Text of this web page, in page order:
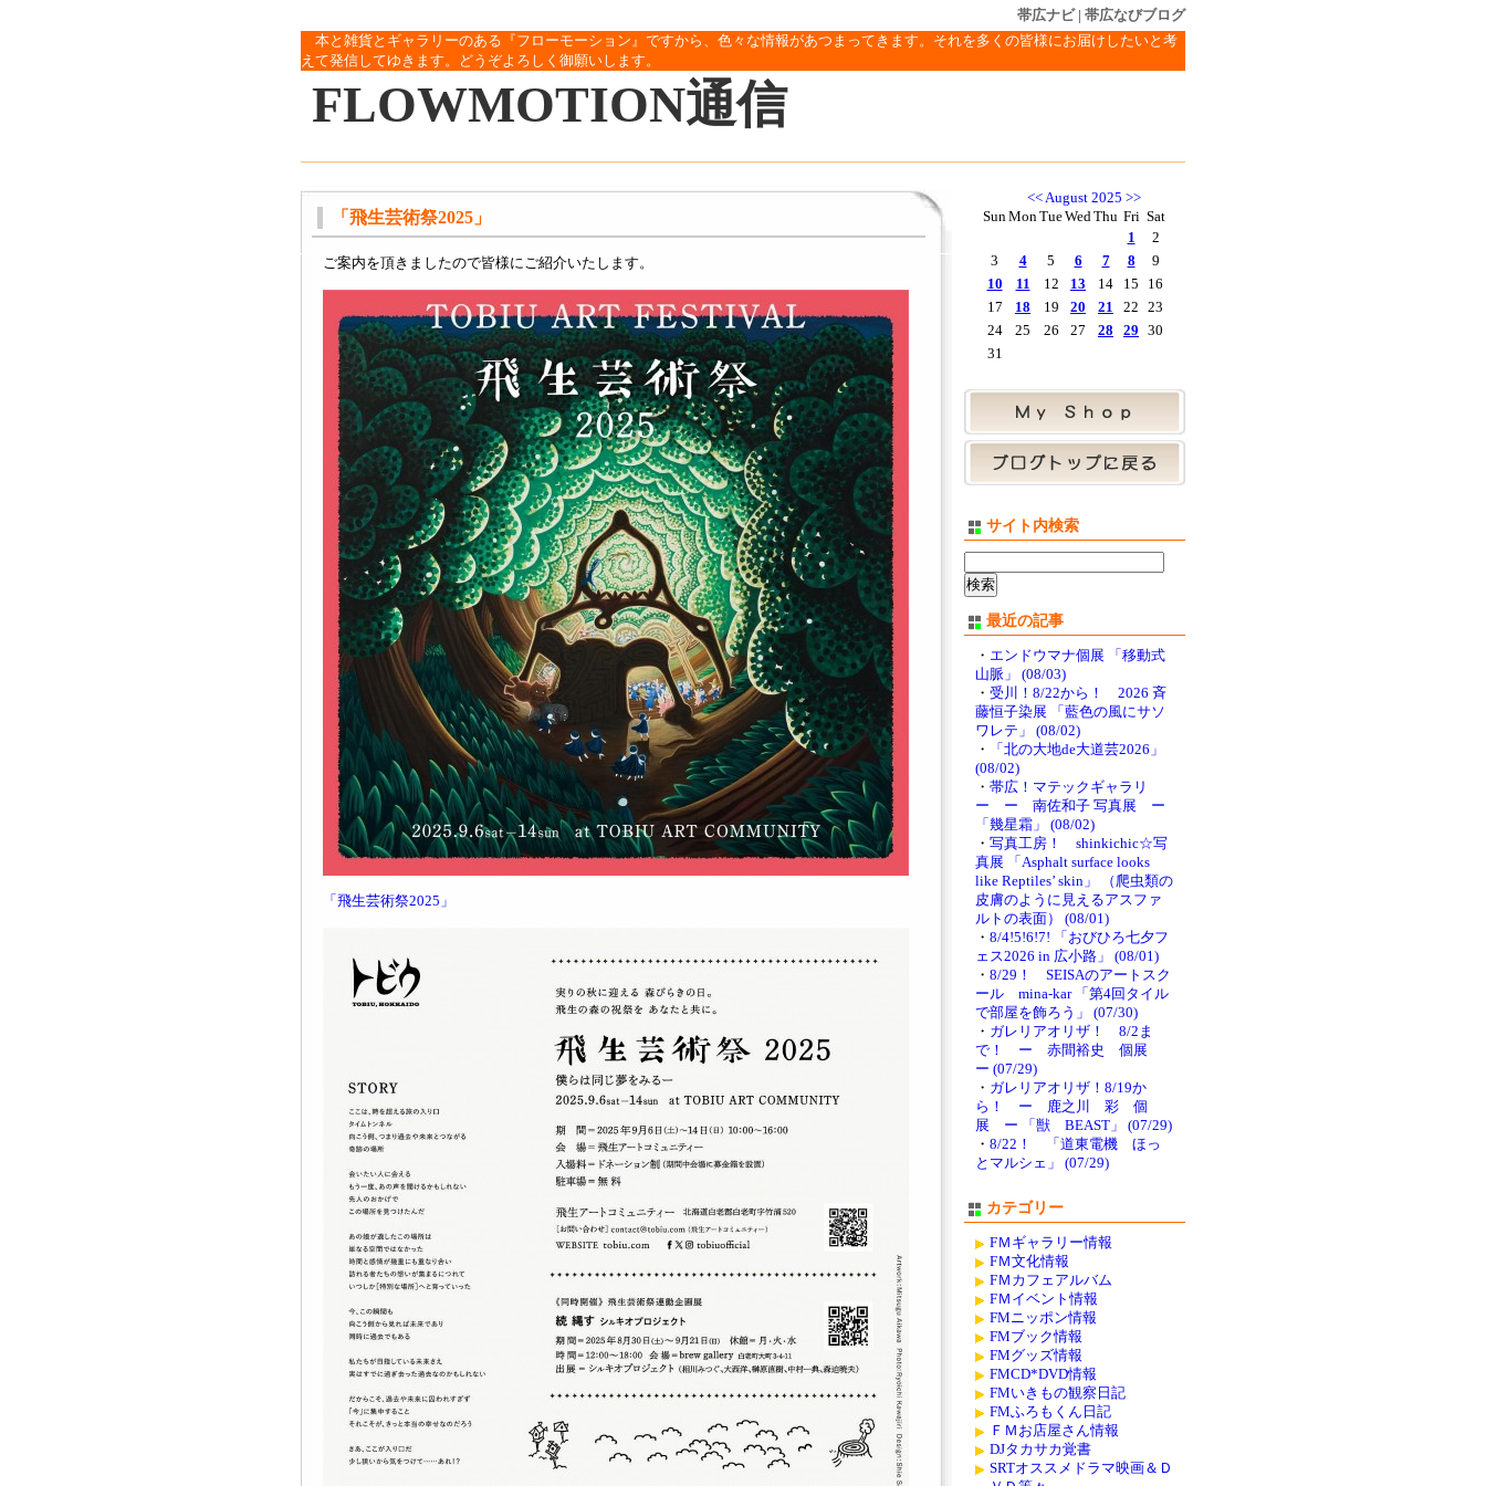
帯広ナビ| 帯広なびブログ
本と雑貨とギャラリーのある『フローモーション』ですから、色々な情報があつまってきます。それを多くの皆様にお届けしたいと考
えて発信してゆきます。どうぞよろしく御願いします。
FLOWMOTION通信
「飛生芸術祭2025」
ご案内を頂きましたので皆様にご紹介いたします。
「飛生芸術祭2025」
<<August 2025 >>
SunMonTueWedThu Fri Sat
1
2
3
4 5 6 7 8
9
10
11 12 13 14 15
16
17
18 19 20 21 22
23
24
25 26 27 28 29
30
31
サイト内検索
最近の記事
・ エンドウマナ個展 「移動式
山脈」 (08/03)
・ 受川！8/22から！ 2026 斉
藤恒子染展 「藍色の風にサソ
ワレテ」 (08/02)
・
「北の大地de大道芸2026」
(08/02)
・ 帯広！マテックギャラリ
ー ー 南佐和子 写真展 ー
「幾星霜」 (08/02)
・ 写真工房！ shinkichic☆写
真展 「Asphalt surface looks
like Reptiles’ skin」 （爬虫類の
皮膚のように見えるアスファ
ルトの表面） (08/01)
・ 8/4!5!6!7! 「おびひろ七夕フ
ェス2026 in 広小路」 (08/01)
・ 8/29！ SEISAのアートスク
ール mina-kar 「第4回タイル
で部屋を飾ろう」 (07/30)
・ ガレリアオリザ！ 8/2ま
で！ ー 赤間裕史 個展
ー (07/29)
・ ガレリアオリザ！8/19か
ら！ ー 鹿之川 彩 個
展 ー 「獣 BEAST」 (07/29)
・ 8/22！ 「道東電機 ほっ
とマルシェ」 (07/29)
カテゴリー
FＭギャラリー情報
FＭ文化情報
FＭカフェアルバム
FＭイベント情報
FMニッポン情報
FMブック情報
FMグッズ情報
FMCD*DVD情報
FMいきもの観察日記
FMふろもくん日記
ＦＭお店屋さん情報
DJタカサカ覚書
SRTオススメドラマ映画＆Ｄ